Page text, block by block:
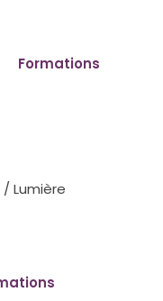
Formations
/ Lumière